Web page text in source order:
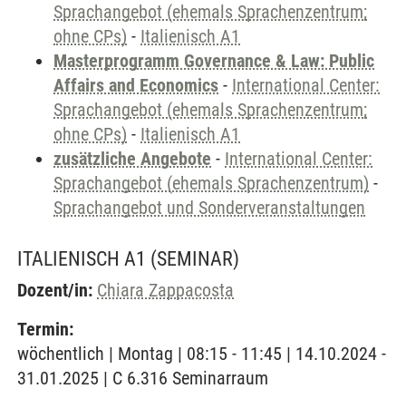
Sprachangebot (ehemals Sprachenzentrum;
ohne CPs) - Italienisch A1
Masterprogramm Governance & Law: Public
Affairs and Economics - International Center:
Sprachangebot (ehemals Sprachenzentrum;
ohne CPs) - Italienisch A1
zusätzliche Angebote - International Center:
Sprachangebot (ehemals Sprachenzentrum) -
Sprachangebot und Sonderveranstaltungen
ITALIENISCH A1 (SEMINAR)
Dozent/in: Chiara Zappacosta
Termin:
wöchentlich | Montag | 08:15 - 11:45 | 14.10.2024 -
31.01.2025 | C 6.316 Seminarraum